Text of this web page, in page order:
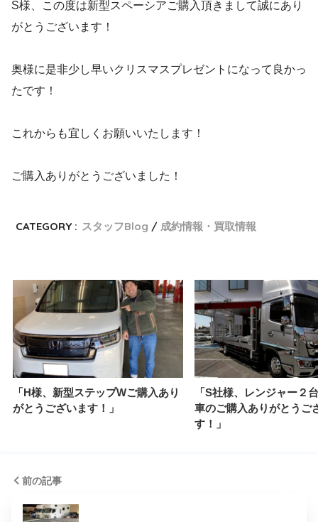
S様、この度は新型スペーシアご購入頂きまして誠にあり
がとうございます！
奥様に是非少し早いクリスマスプレゼントになって良かっ
たです！
これからも宜しくお願いいたします！
ご購入ありがとうございました！
CATEGORY : スタッフBlog 成約情報・買取情報
「H様、新型ステップWご購入あり
がとうございます！」
「S社様、レンジャー２
車のご購入ありがとうご
す！」
前の記事